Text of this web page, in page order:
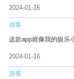
2024-01-16
游客
这款app就像我的娱乐
2024-01-16
游客